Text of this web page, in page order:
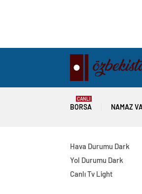
BORSA
CANLI
NAMAZ
Hava Durumu Dark
Yol Durumu Dark
Canlı Tv Light